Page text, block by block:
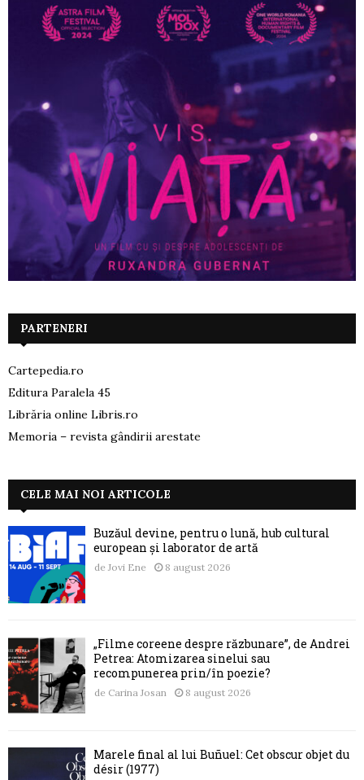
PARTENERI
Cartepedia.ro
Editura Paralela 45
Librăria online Libris.ro
Memoria – revista gândirii arestate
CELE MAI NOI ARTICOLE
Buzăul devine, pentru o lună, hub cultural
european și laborator de artă
de Jovi Ene 8 august 2026
„Filme coreene despre răzbunare”, de Andrei
Petrea: Atomizarea sinelui sau
recompunerea prin/în poezie?
de Carina Josan 8 august 2026
Marele final al lui Buñuel: Cet obscur objet du
désir (1977)